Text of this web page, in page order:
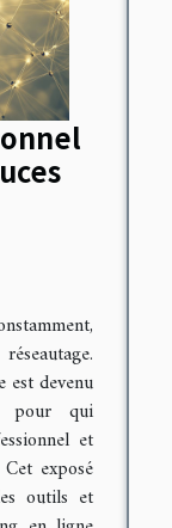
est devenu
pour qui
et
exposé
outils et